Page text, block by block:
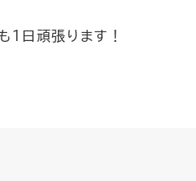
１日頑張ります！